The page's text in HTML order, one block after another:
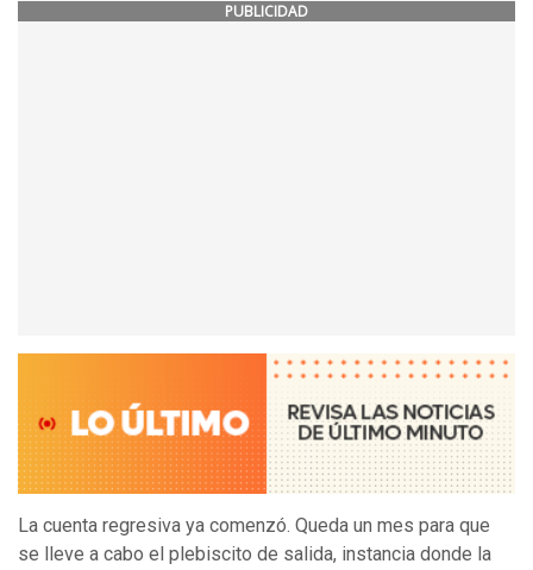
PUBLICIDAD
La cuenta regresiva ya comenzó. Queda un mes para que
se lleve a cabo el plebiscito de salida, instancia donde la